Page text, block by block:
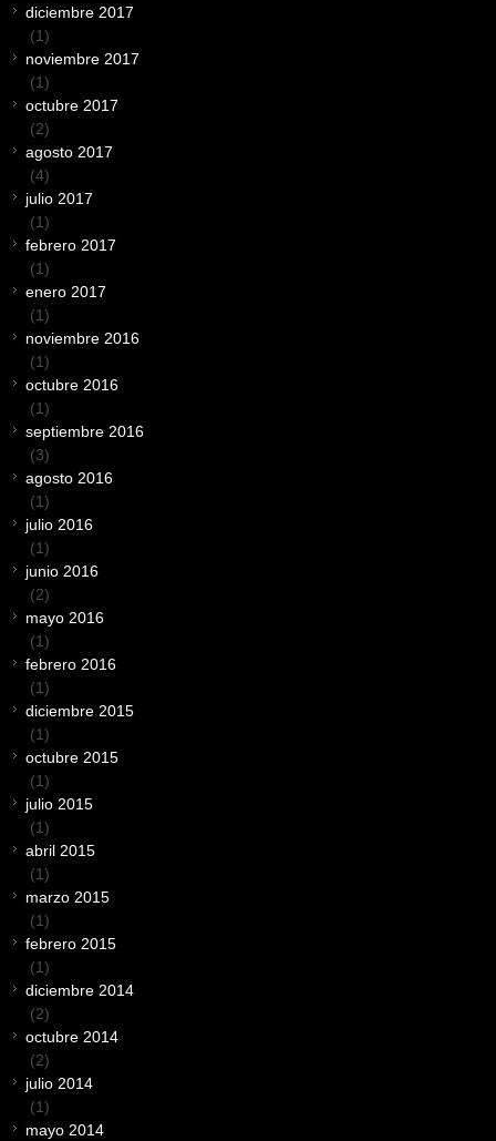
diciembre 2017
(1)
noviembre 2017
(1)
octubre 2017
(2)
agosto 2017
(4)
julio 2017
(1)
febrero 2017
(1)
enero 2017
(1)
noviembre 2016
(1)
octubre 2016
(1)
septiembre 2016
(3)
agosto 2016
(1)
julio 2016
(1)
junio 2016
(2)
mayo 2016
(1)
febrero 2016
(1)
diciembre 2015
(1)
octubre 2015
(1)
julio 2015
(1)
abril 2015
(1)
marzo 2015
(1)
febrero 2015
(1)
diciembre 2014
(2)
octubre 2014
(2)
julio 2014
(1)
mayo 2014